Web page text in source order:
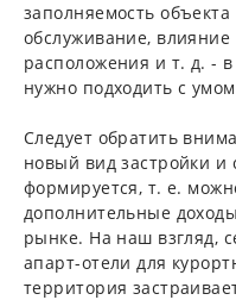
заполняемость
обслуживание, влияние
расположения и т. д. -
нужно подходить с
Следует обратить
новый вид застройки и
формируется, т. е.
дополнительные
рынке. На наш взгляд,
апарт-отели для
территория